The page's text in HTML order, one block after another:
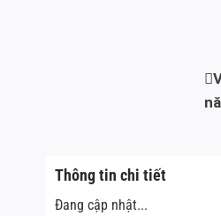
Thông tin chi tiết
Đang cập nhật...